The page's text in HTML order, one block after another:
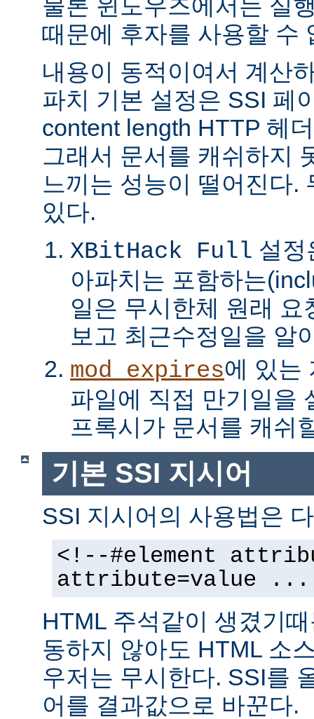
물론 윈도우즈에서는 실
때문에 후자를 사용할 수
내용이 동적이여서 계산
파치 기본 설정은 SSI 페
content length HTTP 헤
그래서 문서를 캐쉬하지
느끼는 성능이 떨어진다.
있다.
XBitHack Full 설정
아파치는 포함하는
일은 무시한체 원래
보고 최근수정일을 알
mod_expires에 있는
파일에 직접 만기일을
프록시가 문서를 캐쉬
기본 SSI 지시어
SSI 지시어의 사용법은
<!--#element
attribute=value
HTML 주석같이 생겼기
동하지 않아도 HTML 소
우저는 무시한다. SSI를
어를 결과값으로 바꾼다.